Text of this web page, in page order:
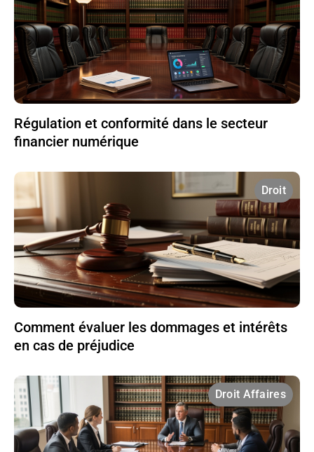
Régulation et conformité dans le secteur
financier numérique
Droit
Comment évaluer les dommages et intérêts
en cas de préjudice
Droit Affaires